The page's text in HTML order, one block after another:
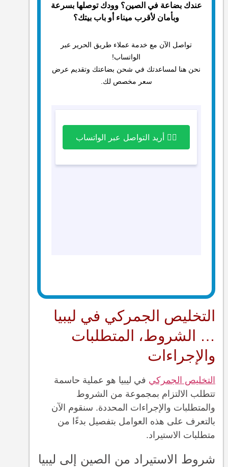
عندك بضاعة في الصين؟ وودك توصلها بسرعة
وبأمان لأقرب ميناء أو باب بيتك؟
تواصل الآن مع خدمة عملاء طريق الحرير عبر
الواتساب!
نحن هنا لمساعدتك في شحن بضاعتك وتقديم عرض
سعر مخصص لك.
التخليص الجمركي في ليبيا
… الشروط، المتطلبات
والإجراءات
التخليص الجمركي في ليبيا هو عملية حاسمة
تتطلب الالتزام بمجموعة من الشروط
والمتطلبات والإجراءات المحددة. سنقوم الآن
بالتعرف على هذه العوامل بتفصيل بدءًا من
متطلبات الاستيراد.
شروط الاستيراد من الصين إلى ليبيا